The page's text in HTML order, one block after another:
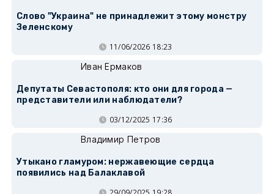
Слово "Украина" не принадлежит этому монстру
Зеленскому
11/06/2026 18:23
Иван Ермаков
Депутаты Севастополя: кто они для города —
представители или наблюдатели?
03/12/2025 17:36
Владимир Петров
Утыкано гламуром: нержавеющие сердца
появились над Балаклавой